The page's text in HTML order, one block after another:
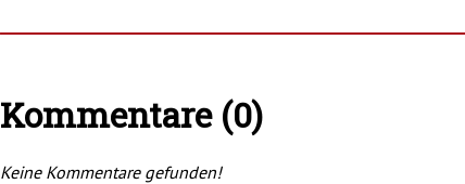
Kommentare (0)
Keine Kommentare gefunden!